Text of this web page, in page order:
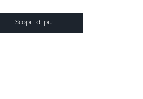
Scopri di più